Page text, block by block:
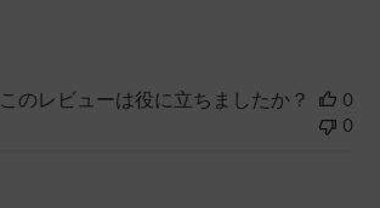
このレビューは役に立ちましたか？
0
0